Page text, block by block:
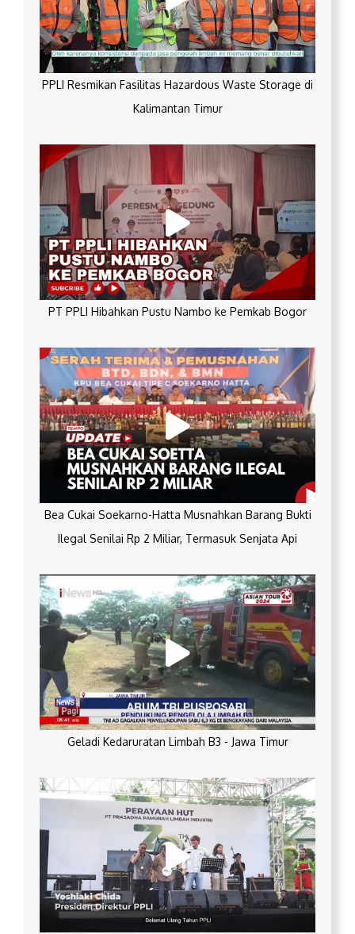
PPLI Resmikan Fasilitas Hazardous Waste Storage di
Kalimantan Timur
PT PPLI Hibahkan Pustu Nambo ke Pemkab Bogor
Bea Cukai Soekarno-Hatta Musnahkan Barang Bukti
Ilegal Senilai Rp 2 Miliar, Termasuk Senjata Api
Geladi Kedaruratan Limbah B3 - Jawa Timur